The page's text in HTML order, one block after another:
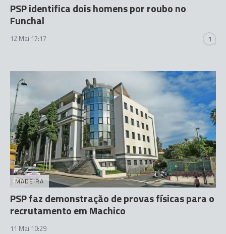
PSP identifica dois homens por roubo no
Funchal
12 Mai 17:17 1
MADEIRA
PSP faz demonstração de provas físicas para o
recrutamento em Machico
11 Mai 10:29